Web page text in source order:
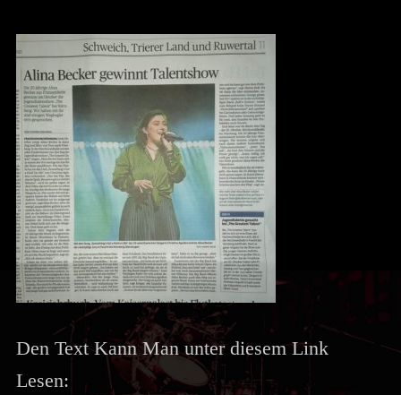
Den Text Kann Man unter diesem Link
Lesen: